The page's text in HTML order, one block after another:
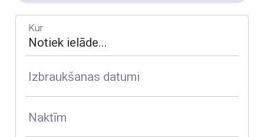
Kur
Izbraukšanas datumi
Naktīm